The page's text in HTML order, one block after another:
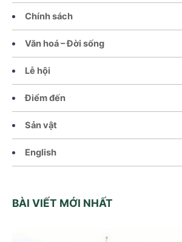
Chính sách
Văn hoá – Đời sống
Lễ hội
Điểm đến
Sản vật
English
BÀI VIẾT MỚI NHẤT